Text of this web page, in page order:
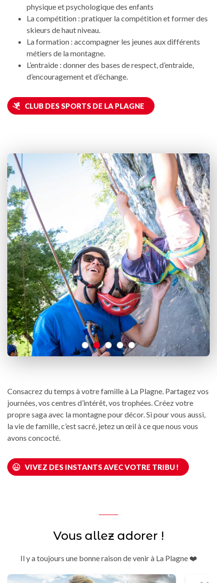
physique et psychologique des enfants
La compétition : pratiquer la compétition et former des
skieurs de haut niveau.
La formation : accompagner les jeunes aux différents
métiers de la montagne.
L’entraide : donner des bases de respect, d’entraide,
d’encouragement et d’échange.
CLUB DES SPORTS DE LA PLAGNE
Consacrez du temps à votre famille à La Plagne. Partagez vos
journées, vos centres d’intérêt, vos trophées. Créez votre
propre saga avec la montagne pour décor. Si pour vous aussi,
la vie de famille, c’est sacré, jetez un œil à ce que nous vous
avons concocté.
VIVEZ DES INSTANTS AVEC VOTRE TRIBU !
Vous allez adorer !
Il y a toujours une bonne raison de venir à La Plagne ❤️